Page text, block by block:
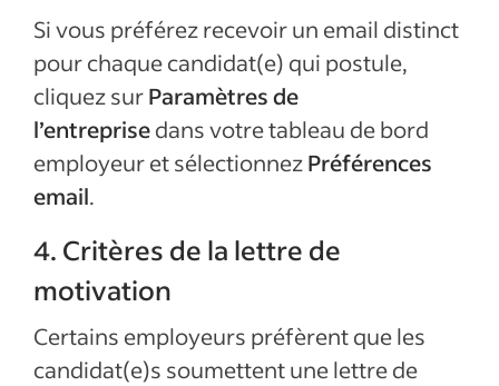
Si vous préférez recevoir un email distinct
pour chaque candidat(e) qui postule,
cliquez surParamètres de
l’entreprisedans votre tableau de bord
employeur et sélectionnezPréférences
email.
4. Critères de la lettre de
motivation
Certains employeurs préfèrent que les
candidat(e)s soumettent une lettre de